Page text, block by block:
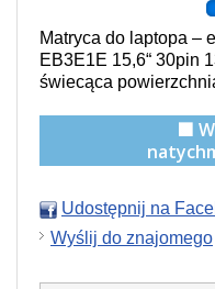
Matryca do laptopa –
EB3E1E 15,6“ 30pin
świecąca
🟩
Udostępnij na
Wyślij do znajomego